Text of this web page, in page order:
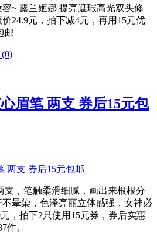
~ 露兰姬娜 提亮遮瑕高光双头修
24.9元，拍下减4元，再用15元优
邮
(0)
眉笔 两支 券后15元包
支，笔触柔滑细腻，画出来根根分
晕染，色泽亮丽立体感强，女神必
，拍下2只使用15元券，券后实惠
件。